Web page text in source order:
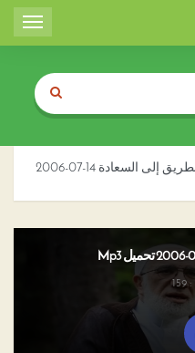
Toggle
إلى السعادة 14-07-2006